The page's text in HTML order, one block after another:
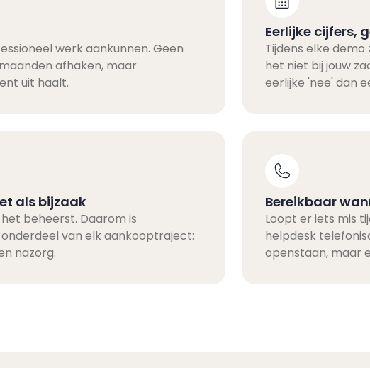
werk aankunnen. Geen
afhaken, maar
uit haalt.
Eerlijke cijfers,
Tijdens elke
het niet bij jouw
eerlijke 'nee' dan
als bijzaak
beheerst. Daarom is
van elk aankooptraject:
nazorg.
Bereikbaar
Loopt er iets mis
helpdesk
openstaan, maar